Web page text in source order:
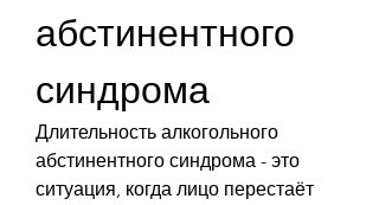
абстинентного
синдрома
Длительность алкогольного
абстинентного синдрома - это
ситуация, когда лицо перестаёт